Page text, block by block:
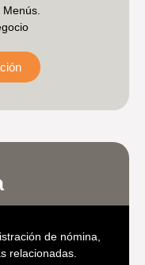
de nómina,
relacionadas.